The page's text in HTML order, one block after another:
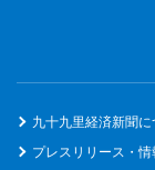
九十九里経済新聞に
プレスリリース・